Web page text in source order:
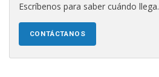
Escríbenos para saber cuándo llega.
CONTÁCTANOS